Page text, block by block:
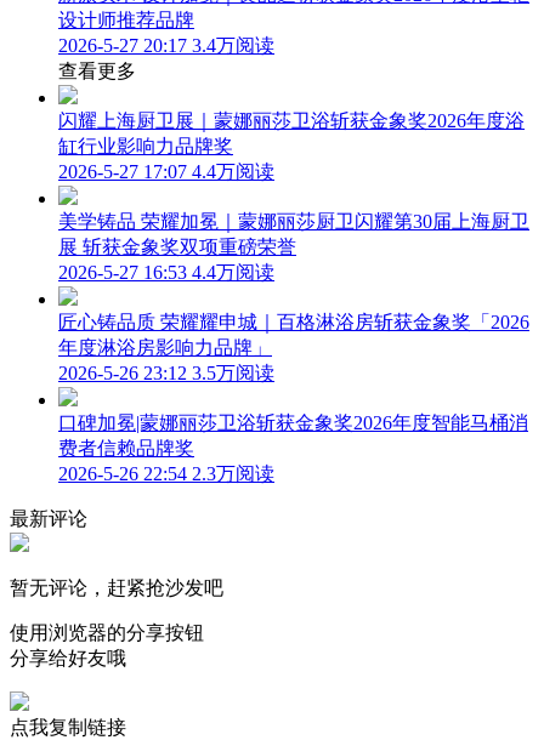
设计师推荐品牌
2026-5-27 20:17 3.4万阅读
查看更多
闪耀上海厨卫展｜蒙娜丽莎卫浴斩获金象奖2026年度浴
缸行业影响力品牌奖
2026-5-27 17:07 4.4万阅读
美学铸品 荣耀加冕｜蒙娜丽莎厨卫闪耀第30届上海厨卫
展 斩获金象奖双项重磅荣誉
2026-5-27 16:53 4.4万阅读
匠心铸品质 荣耀耀申城｜百格淋浴房斩获金象奖「2026
年度淋浴房影响力品牌」
2026-5-26 23:12 3.5万阅读
口碑加冕|蒙娜丽莎卫浴斩获金象奖2026年度智能马桶消
费者信赖品牌奖
2026-5-26 22:54 2.3万阅读
最新评论
暂无评论，赶紧抢沙发吧
使用浏览器的分享按钮
分享给好友哦
点我复制链接